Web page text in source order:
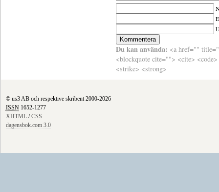
Du kan använda: <a href=""
<blockquote cite=""> <cite>
<strike> <strong>
© us3 AB och respektive skribent 2000-2026
ISSN1652-1277
XHTML/CSS
dagensbok.com 3.0